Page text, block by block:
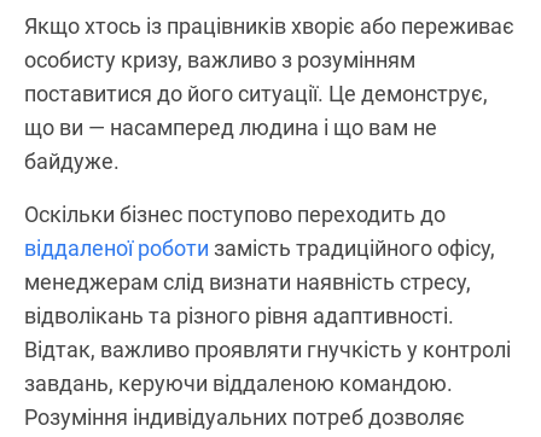
Якщо хтось із працівників хворіє або переживає
особисту кризу, важливо з розумінням
поставитися до його ситуації. Це демонструє,
що ви — насамперед людина і що вам не
байдуже.
Оскільки бізнес поступово переходить до
віддаленої роботи замість традиційного офісу,
менеджерам слід визнати наявність стресу,
відволікань та різного рівня адаптивності.
Відтак, важливо проявляти гнучкість у контролі
завдань, керуючи віддаленою командою.
Розуміння індивідуальних потреб дозволяє